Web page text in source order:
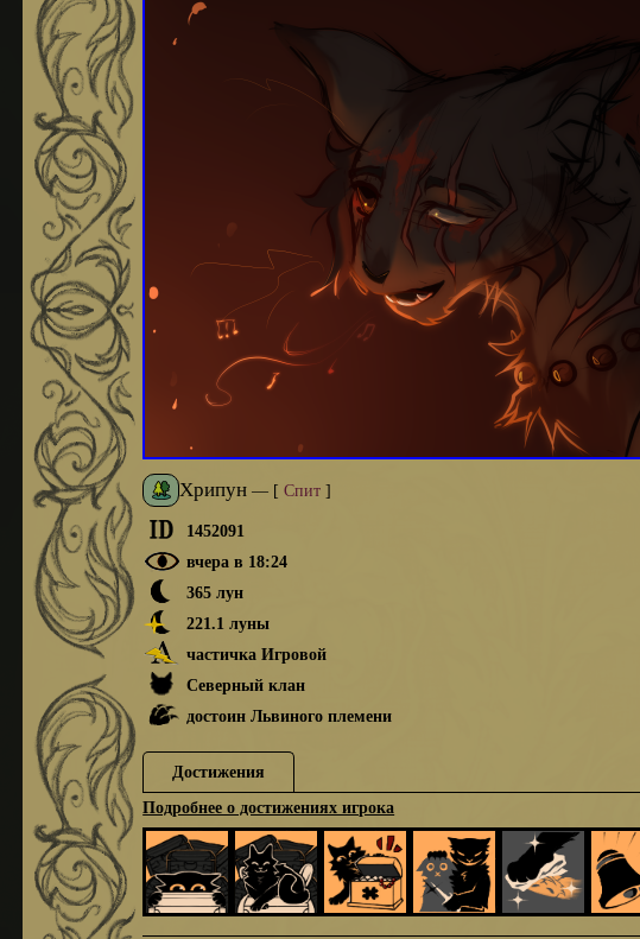
Хрипун— [ Спит]
1452091
вчера в 18:24
365 лун
221.1 луны
частичка Игровой
Северный клан
достоин Львиного племени
Достижения
Подробнее о достижениях игрока